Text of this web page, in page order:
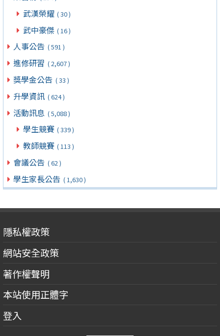
武漢榮耀 ( 30 )
武中豪傑 ( 16 )
人事公告 ( 591 )
進修研習 ( 2,607 )
獎學金公告 ( 33 )
升學資訊 ( 624 )
活動訊息 ( 5,088 )
學生競賽 ( 339 )
教師競賽 ( 113 )
會議公告 ( 62 )
學生家長公告 ( 1,630 )
隱私權政策
網站安全政策
著作權聲明
本站使用正體字
登入